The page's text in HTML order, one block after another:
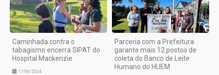
Caminhada contra o
tabagismo encerra SIPAT do
Hospital Mackenzie
17/06/2024
Parceria com a Prefeitura
garante mais 12 postos de
coleta do Banco de Leite
Humano do HUEM